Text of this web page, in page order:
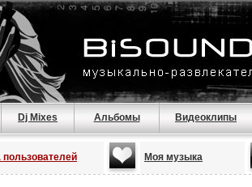
Dj Mixes Альбомы Видеоклипы
пользователей Моя музыка